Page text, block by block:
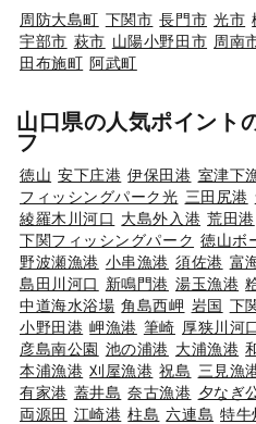
周防大島町 下関市 長門市 光市
宇部市 萩市 山陽小野田市 周南
田布施町 阿武町
山口県の人気ポイント
フ
徳山 安下庄港 伊保田港 室津下
フィッシングパーク光 三田尻港
綾羅木川河口 大島外入港 荒田港
下関フィッシングパーク 徳山ボ
野波瀬漁港 小串漁港 須佐港 富
島田川河口
新鳴門港 湯玉漁港
中道海水浴場 角島西岬 岩国 下
小野田港 岬漁港 筆崎 厚狭川河
彦島南公園 池の浦港 大浦漁港
本浦漁港 刈屋漁港 祝島 三見漁
有家港 蓋井島 奈古漁港 夕なぎ
両源田 江崎港 柱島 六連島 特牛